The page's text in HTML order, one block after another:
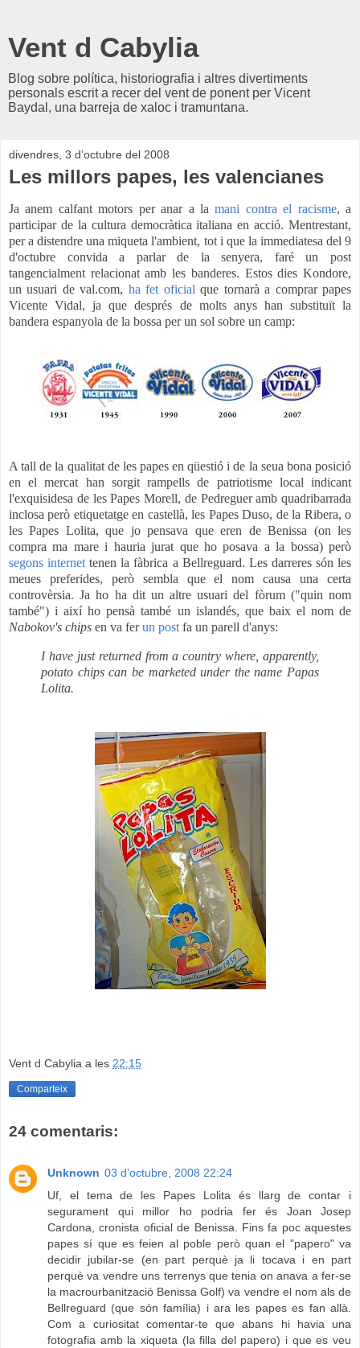
Vent d Cabylia
Blog sobre política, historiografia i altres divertiments
personals escrit a recer del vent de ponent per Vicent
Baydal, una barreja de xaloc i tramuntana.
divendres, 3 d’octubre del 2008
Les millors papes, les valencianes
Ja anem calfant motors per anar a lamani contra el racisme, a
participar de la cultura democràtica italiana en acció. Mentrestant,
per a distendre una miqueta l'ambient, tot i que la immediatesa del 9
d'octubre convida a parlar de la senyera, faré un post
tangencialment relacionat amb les banderes. Estos dies Kondore,
un usuari de val.com, ha fet oficial que tornarà a comprar papes
Vicente Vidal, ja que després de molts anys han substituït la
bandera espanyola de la bossa per un sol sobre un camp:
A tall de la qualitat de les papes en qüestió i de la seua bona posició
en el mercat han sorgit rampells de patriotisme local indicant
l'exquisidesa de les Papes Morell, de Pedreguer amb quadribarrada
inclosa però etiquetatge en castellà, les Papes Duso, de la Ribera, o
les Papes Lolita, que jo pensava que eren de Benissa (on les
compra ma mare i hauria jurat que ho posava a la bossa) però
segons internet tenen la fàbrica a Bellreguard. Les darreres són les
meues preferides, però sembla que el nom causa una certa
controvèrsia. Ja ho ha dit un altre usuari del fòrum ("quin nom
també") i així ho pensà també un islandés, que baix el nom de
Nabokov's chips en va ferun post fa un parell d'anys:
I have just returned from a country where, apparently,
potato chips can be marketed under the name Papas
Lolita.
Vent d Cabylia a les 22:15
Comparteix
24 comentaris:
Unknown 03 d’octubre, 2008 22:24
Uf, el tema de les Papes Lolita és llarg de contar i
segurament qui millor ho podria fer és Joan Josep
Cardona, cronista oficial de Benissa. Fins fa poc aquestes
papes sí que es feien al poble però quan el "papero" va
decidir jubilar-se (en part perquè ja li tocava i en part
perquè va vendre uns terrenys que tenia on anava a fer-se
la macrourbanització Benissa Golf) va vendre el nom als de
Bellreguard (que són família) i ara les papes es fan allà.
Com a curiositat comentar-te que abans hi havia una
fotografia amb la xiqueta (la filla del papero) i que es veu